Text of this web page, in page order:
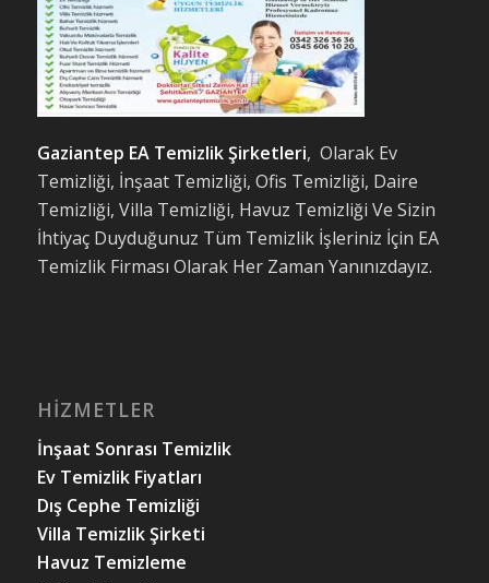
Gaziantep EA Temizlik Şirketleri, Olarak Ev
Temizliği, İnşaat Temizliği, Ofis Temizliği, Daire
Temizliği, Villa Temizliği, Havuz Temizliği Ve Sizin
İhtiyaç Duyduğunuz Tüm Temizlik İşleriniz İçin EA
Temizlik Firması Olarak Her Zaman Yanınızdayız.
HIZMETLER
İnşaat Sonrası Temizlik
Ev Temizlik Fiyatları
Dış Cephe Temizliği
Villa Temizlik Şirketi
Havuz Temizleme